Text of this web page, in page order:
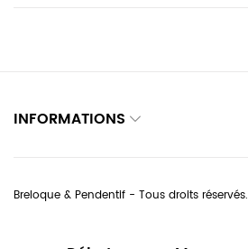
INFORMATIONS
Breloque & Pendentif - Tous droits réservés.